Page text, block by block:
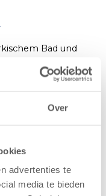
Over
advertenties te
media te bieden
Bad und